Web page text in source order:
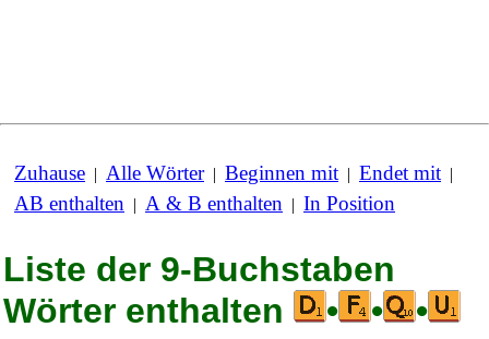
Zuhause | Alle Wörter| Beginnen mit | Endet mit |
AB enthalten | A & B enthalten | In Position
Liste der 9-Buchstaben
Wörter enthalten
• • •